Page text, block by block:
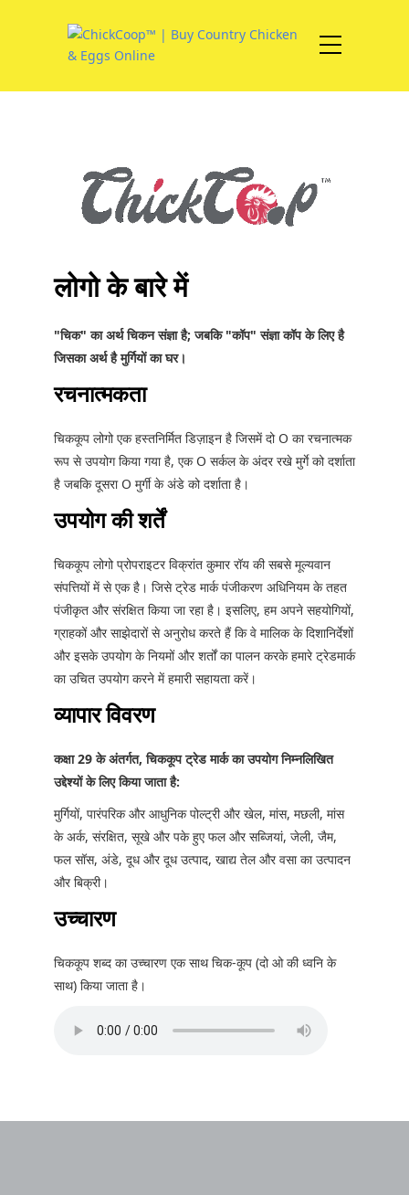
लोगो के बारे में
"चिक" का अर्थ चिकन संज्ञा है; जबकि "कॉप" संज्ञा कॉप के लिए है
जिसका अर्थ है मुर्गियों का घर।
रचनात्मकता
चिककूप लोगो एक हस्तनिर्मित डिज़ाइन है जिसमें दो O का रचनात्मक
रूप से उपयोग किया गया है, एक O सर्कल के अंदर रखे मुर्गे को दर्शाता
है जबकि दूसरा O मुर्गी के अंडे को दर्शाता है।
उपयोग की शर्तें
चिककूप लोगो प्रोपराइटर विक्रांत कुमार रॉय की सबसे मूल्यवान
संपत्तियों में से एक है। जिसे ट्रेड मार्क पंजीकरण अधिनियम के तहत
पंजीकृत और संरक्षित किया जा रहा है। इसलिए, हम अपने सहयोगियों,
ग्राहकों और साझेदारों से अनुरोध करते हैं कि वे मालिक के दिशानिर्देशों
और इसके उपयोग के नियमों और शर्तों का पालन करके हमारे ट्रेडमार्क
का उचित उपयोग करने में हमारी सहायता करें।
व्यापार विवरण
कक्षा 29 के अंतर्गत, चिककूप ट्रेड मार्क का उपयोग निम्नलिखित
उद्देश्यों के लिए किया जाता है:
मुर्गियों, पारंपरिक और आधुनिक पोल्ट्री और खेल, मांस, मछली, मांस
के अर्क, संरक्षित, सूखे और पके हुए फल और सब्जियां, जेली, जैम,
फल सॉस, अंडे, दूध और दूध उत्पाद, खाद्य तेल और वसा का उत्पादन
और बिक्री।
उच्चारण
चिककूप शब्द का उच्चारण एक साथ चिक-कूप (दो ओ की ध्वनि के
साथ) किया जाता है।